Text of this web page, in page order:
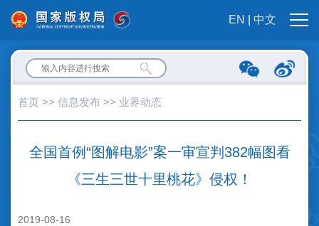
EN 中文
首页 >> 信息发布 >> 业界动态
全国首例“图解电影”案一审宣判 382幅图看
《三生三世十里桃花》侵权！
2019-08-16